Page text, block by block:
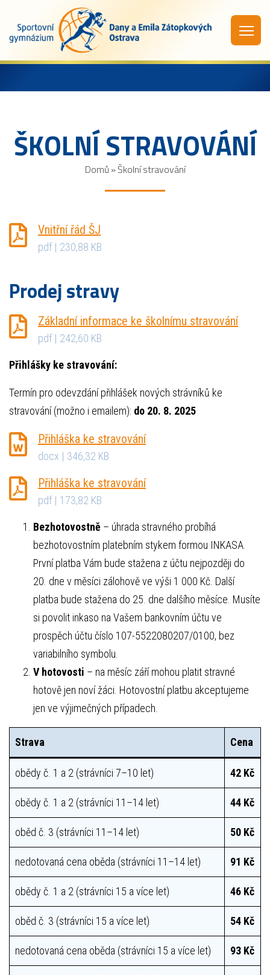
ŠKOLNÍ STRAVOVÁNÍ
Domů »Školní stravování
Vnitřní řád ŠJ
pdf | 230,88 KB
Prodej stravy
Základní informace ke školnímu stravování
pdf | 242,60 KB
Přihlášky ke stravování:
Termín pro odevzdání přihlášek nových strávníků ke
stravování (možno i emailem): do 20. 8. 2025
Přihláška ke stravování
docx | 346,32 KB
Přihláška ke stravování
pdf | 173,82 KB
Bezhotovostně – úhrada stravného probíhá
bezhotovostním platebním stykem formou INKASA.
První platba Vám bude stažena z účtu nejpozději do
20. dne v měsíci zálohově ve výši 1 000 Kč. Další
platba bude stažena do 25. dne dalšího měsíce. Musíte
si povolit inkaso na Vašem bankovním účtu ve
prospěch účtu číslo 107-5522080207/0100, bez
variabilního symbolu.
V hotovosti – na měsíc září mohou platit stravné
hotově jen noví žáci. Hotovostní platbu akceptujeme
jen ve výjimečných případech.
Strava Cena
obědy č. 1 a 2 (strávníci 7–10 let) 42 Kč
obědy č. 1 a 2 (strávníci 11–14 let) 44 Kč
oběd č. 3 (strávníci 11–14 let) 50 Kč
nedotovaná cena oběda (strávníci 11–14 let) 91 Kč
obědy č. 1 a 2 (strávníci 15 a více let) 46 Kč
oběd č. 3 (strávníci 15 a více let) 54 Kč
nedotovaná cena oběda (strávníci 15 a více let) 93 Kč